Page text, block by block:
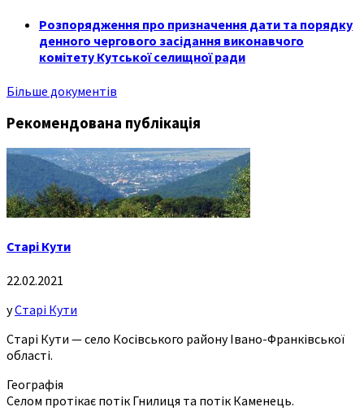
Розпорядження про призначення дати та порядку
денного чергового засідання виконавчого
комітету Кутської селищної ради
Більше документів
Рекомендована публікація
Старі Кути
22.02.2021
уСтарі Кути
Старі Кути — село Косівського району Івано-Франківської
області.
Географія
Селом протікає потік Гнилиця та потік Каменець.